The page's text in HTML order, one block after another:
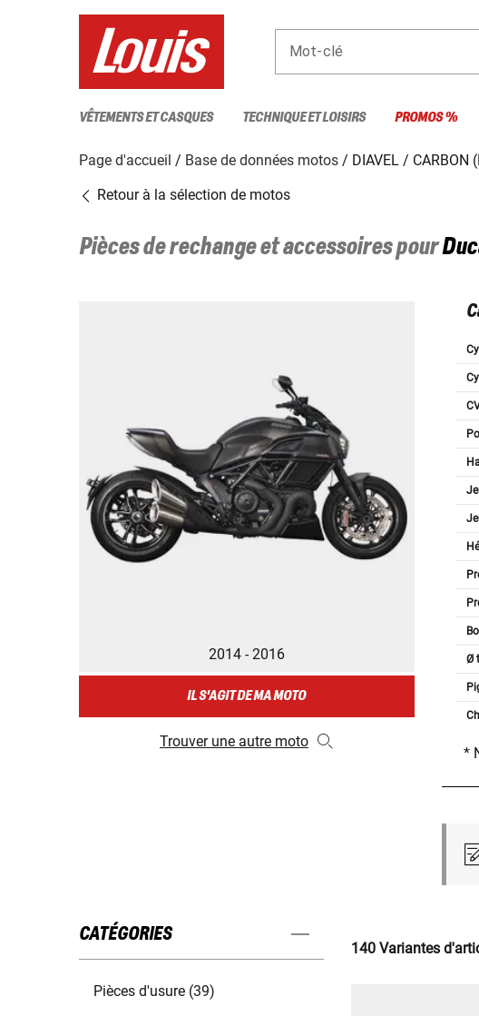
Mot-clé
VÊTEMENTS ET CASQUES TECHNIQUE ET LOISIRS PROMOS %
Page d'accueil Base de données motos
DIAVEL / CARBON
Retour à la sélection de motos
Pièces de rechange et accessoires pour
2014 - 2016
IL S'AGIT DE MA MOTO
Trouver une autre moto
Ø
*
CATÉGORIES
Pièces d'usure (39)
140 Variantes